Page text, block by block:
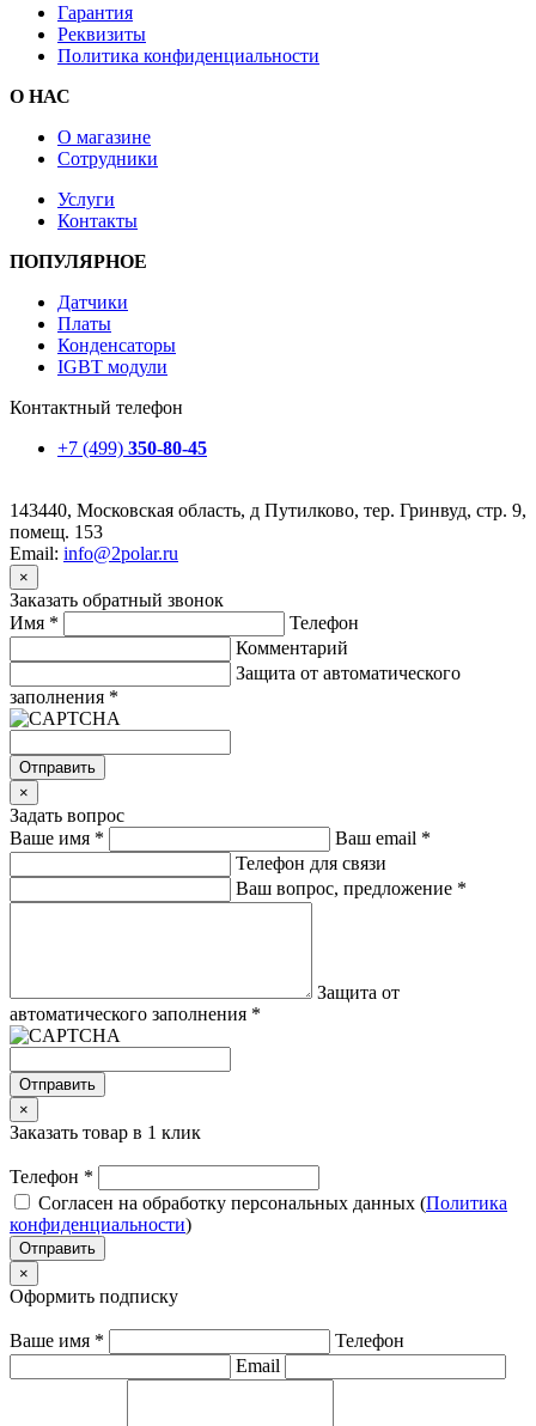
Гарантия
Реквизиты
Политика конфиденциальности
О НАС
О магазине
Сотрудники
Услуги
Контакты
ПОПУЛЯРНОЕ
Датчики
Платы
Конденсаторы
IGBT модули
Контактный телефон
+7 (499) 350-80-45
143440, Московская область, д Путилково, тер. Гринвуд, стр. 9,
помещ. 153
Email: info@2polar.ru
×
Заказать обратный звонок
Имя *
Телефон
Комментарий
Защита от автоматического
заполнения *
Отправить
×
Задать вопрос
Ваше имя * Ваш email *
Телефон для связи
Ваш вопрос, предложение *
Защита от
автоматического заполнения *
Отправить
×
Заказать товар в 1 клик
Телефон *
Согласен на обработку персональных данных (Политика
конфиденциальности)
Отправить
×
Оформить подписку
Ваше имя *
Телефон
Email